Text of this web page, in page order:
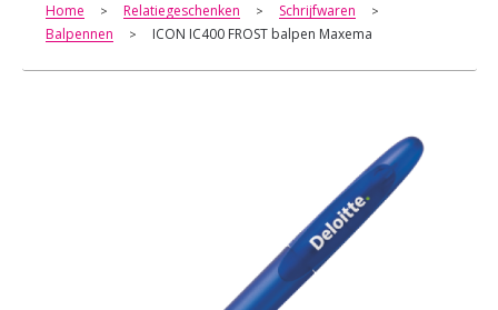
Home > Relatiegeschenken > Schrijfwaren >
Balpennen > ICON IC400 FROST balpen Maxema